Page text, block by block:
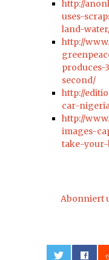
http://
uses-
land-
http://
produces-
second/
http://
car-
http://
images-
take-your-
Abonniert